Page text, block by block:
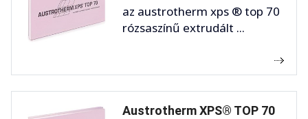
az austrotherm xps ® top 70
rózsaszínű extrudált ...
Austrotherm XPS® TOP 70